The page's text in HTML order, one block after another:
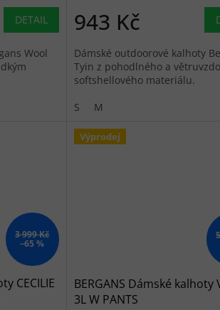
DETAIL
Wool
943 Kč
Dámské outdoorové kalhoty
Tyin z pohodlného a
softshellového materiálu.
S
M
3 999 Kč
–65 %
CECILIE
Výprodej
BERGANS Dámské kalhoty
3L W PANTS